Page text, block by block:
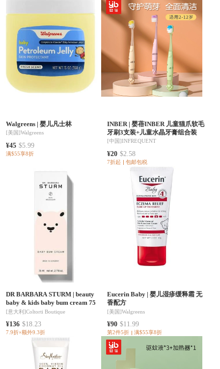
Walgreens| 婴儿凡士林
[美国]Walgreens
¥45 $5.99
满$55享8折
INBER |婴蓓INBER 儿童猫爪软毛
牙刷3支装+儿童水晶牙膏组合装
[中国]INFREQUENT
¥20 $2.58
7折起 包邮包税
DR BARBARA STURM| beauty
baby & kids baby bum cream 75
[意大利]Coltorti Boutique
¥136 $18.23
7.9折×额外9.3折
Eucerin Baby |婴儿湿疹缓释霜 无
香配方
[美国]Walgreens
¥90 $11.99
第2件5折 满$55享8折